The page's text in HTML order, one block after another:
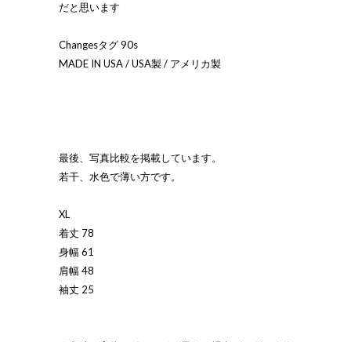
だと思います
Changesタグ 90s
MADE IN USA / USA製 / アメリカ製
最後、写真比較を掲載しています。
若干、水色で薄い方です。
XL
着丈 78
身幅 61
肩幅 48
袖丈 25